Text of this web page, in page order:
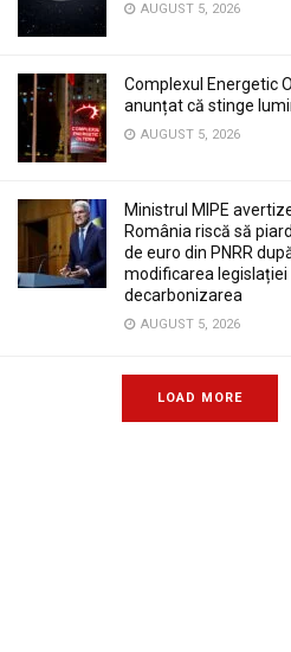
AUGUST 5, 2026
Complexul Energetic
anunțat că stinge
AUGUST 5, 2026
Ministrul MIPE
România riscă să
de euro din PNRR
modificarea legislației
decarbonizarea
AUGUST 5, 2026
LOAD MORE